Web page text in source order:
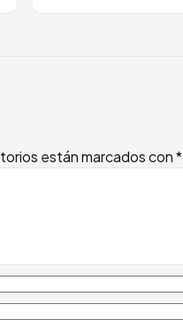
están marcados con*